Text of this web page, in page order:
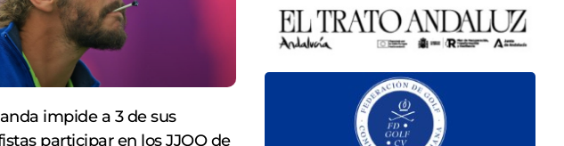
impide a 3 de sus
participar en los JJOO de